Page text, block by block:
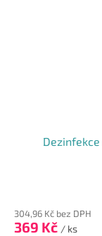
304,96 Kč bez DPH
369 Kč / ks